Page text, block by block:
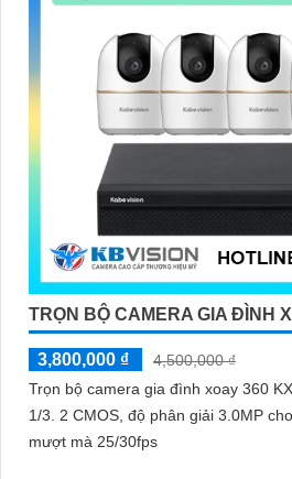
TRỌN BỘ CAMERA GIA ĐÌNH
3,800,000 ₫
4,500,000 ₫
Trọn bộ camera gia đình xoay 360
1/3. 2 CMOS, độ phân giải 3.0MP
mượt mà 25/30fps